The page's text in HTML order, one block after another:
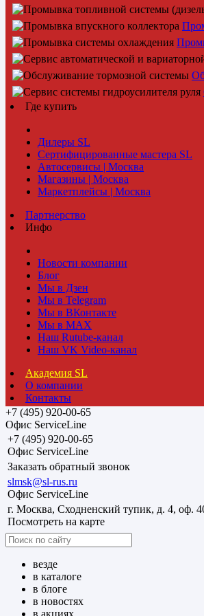
Где купить
Дилеры SL
Сертифицированные мастера SL
Автосервисы | Москва
Магазины | Москва
Маркетплейсы | Москва
Партнерство
Инфо
Новости компании
Блог
Мы в Дзен
Мы в Telegram
Мы в ВКонтакте
Мы в MAX
Наш Rutube-канал
Наш VK Video-канал
Академия SL
О компании
Контакты
+7 (495) 920-00-65
Офис ServiceLine
+7 (495) 920-00-65
Офис ServiceLine
Заказать обратный звонок
slmsk@sl-rus.ru
Офис ServiceLine
г. Москва, Сходненский тупик, д. 4, оф.
Посмотреть на карте
везде
в каталоге
в блоге
в новостях
в акциях